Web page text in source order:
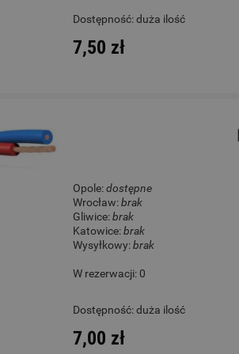
Dostępność:duża ilość
7,50 zł
Opole:dostępne
Wrocław:brak
Gliwice:brak
Katowice:brak
Wysyłkowy:brak
W rezerwacji: 0
Dostępność:duża ilość
7,00 zł